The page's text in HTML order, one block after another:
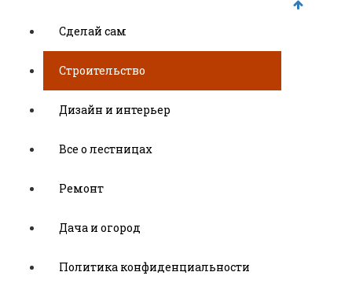
Сделай сам
Строительство
Дизайн и интерьер
Все о лестницах
Ремонт
Дача и огород
Политика конфиденциальности